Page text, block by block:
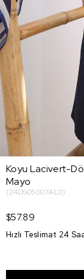
Koyu Lacivert-
Mayo
(24DS05007AL0)
$57.89
Hızlı Teslimat 24